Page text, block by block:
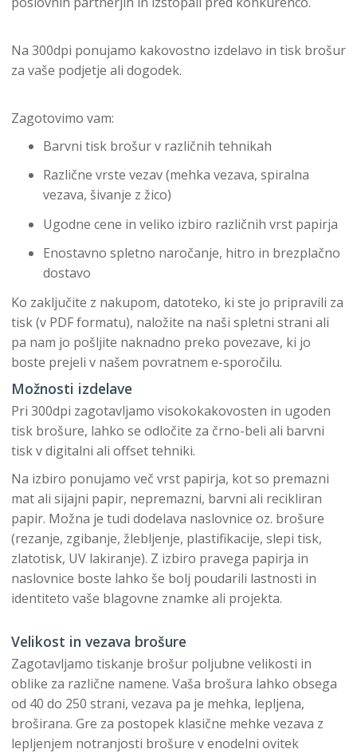
Na 300dpi ponujamo kakovostno izdelavo in tisk brošur
za vaše podjetje ali dogodek.
Zagotovimo vam:
Barvni tisk brošur v različnih tehnikah
Različne vrste vezav (mehka vezava, spiralna
vezava, šivanje z žico)
Ugodne cene in veliko izbiro različnih vrst papirja
Enostavno spletno naročanje, hitro in brezplačno
dostavo
Ko zaključite z nakupom, datoteko, ki ste jo pripravili za
tisk (v PDF formatu), naložite na naši spletni strani ali
pa nam jo pošljite naknadno preko povezave, ki jo
boste prejeli v našem povratnem e-sporočilu.
Možnosti izdelave
Pri 300dpi zagotavljamo visokokakovosten in ugoden
tisk brošure, lahko se odločite za črno-beli ali barvni
tisk v digitalni ali offset tehniki.
Na izbiro ponujamo več vrst papirja, kot so premazni
mat ali sijajni papir, nepremazni, barvni ali recikliran
papir. Možna je tudi dodelava naslovnice oz. brošure
(rezanje, zgibanje, žlebljenje, plastifikacije, slepi tisk,
zlatotisk, UV lakiranje). Z izbiro pravega papirja in
naslovnice boste lahko še bolj poudarili lastnosti in
identiteto vaše blagovne znamke ali projekta.
Velikost in vezava brošure
Zagotavljamo tiskanje brošur poljubne velikosti in
oblike za različne namene. Vaša brošura lahko obsega
od 40 do 250 strani, vezava pa je mehka, lepljena,
broširana. Gre za postopek klasične mehke vezava z
lepljenjem notranjosti brošure v enodelni ovitek